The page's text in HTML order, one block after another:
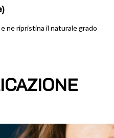
e ne ripristina il naturale grado